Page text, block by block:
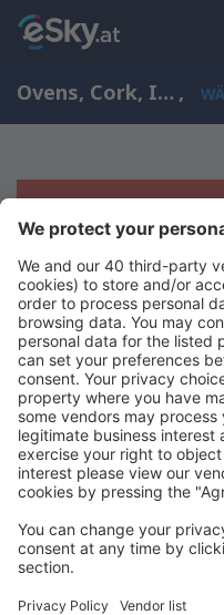
Ovens, Cork, Irland ,
Es tut uns leid,
Ergebnisse
Bitte starten Sie Ihre Suche
Copyright © eSky.at. Alle